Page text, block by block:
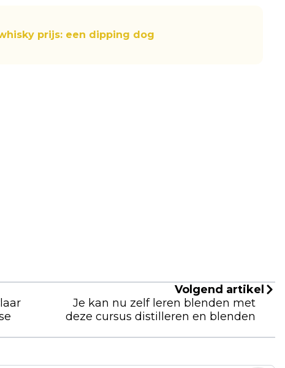
prijs: een dipping dog
Volgend artikel
Je kan nu zelf leren blenden met
deze cursus distilleren en blenden